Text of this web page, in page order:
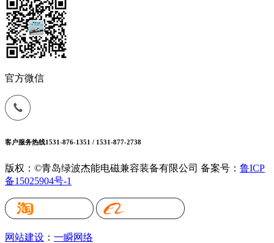
官方微信
客户服务热线1531-876-1351 / 1531-877-2738
版权：©青岛绿波杰能电磁兼容装备有限公司 备案号： 鲁ICP
备15025904号-1
网站建设 ： 一瞬网络